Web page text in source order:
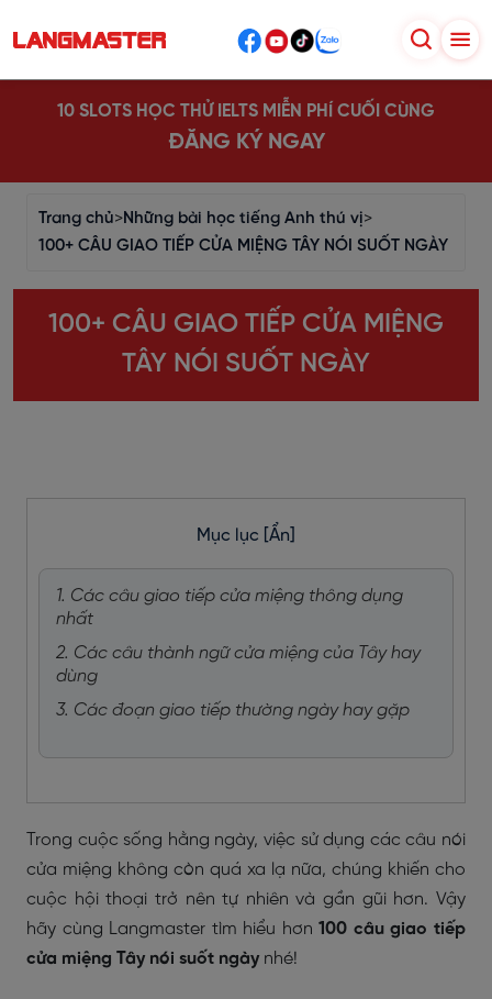
10 SLOTS HỌC THỬ IELTS MIỄN PHÍ CUỐI CÙNG
ĐĂNG KÝ NGAY
Trang chủ>Những bài học tiếng Anh thú vị>
100+ CÂU GIAO TIẾP CỬA MIỆNG TÂY NÓI SUỐT NGÀY
100+ CÂU GIAO TIẾP CỬA MIỆNG
TÂY NÓI SUỐT NGÀY
Mục lục [Ẩn]
1. Các câu giao tiếp cửa miệng thông dụng
nhất
2. Các câu thành ngữ cửa miệng của Tây hay
dùng
3. Các đoạn giao tiếp thường ngày hay gặp
Trong cuộc sống hằng ngày, việc sử dụng các câu nói
cửa miệng không còn quá xa lạ nữa, chúng khiến cho
cuộc hội thoại trở nên tự nhiên và gần gũi hơn. Vậy
hãy cùng Langmaster tìm hiểu hơn100 câu giao tiếp
cửa miệng Tây nói suốt ngày nhé!